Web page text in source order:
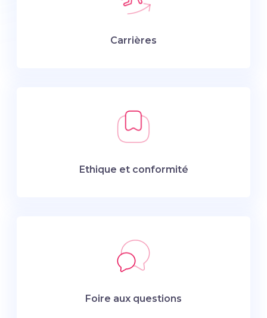
Carrières
Ethique et conformité
Foire aux questions